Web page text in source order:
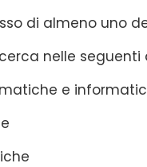
di almeno uno
nelle seguenti
e